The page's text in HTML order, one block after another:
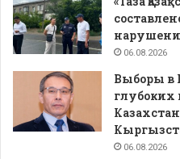
06.08.2026
Выборы в
глубоких
06.08.2026